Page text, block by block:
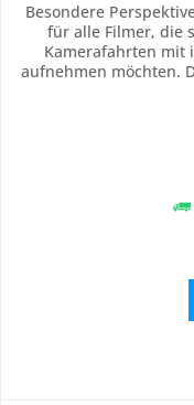
Besondere
für alle Filmer, die
Kamerafahrten mit
aufnehmen möchten.
oder auf Tischen